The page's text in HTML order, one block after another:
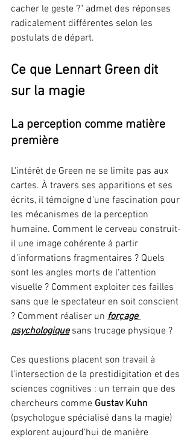
cacher le geste ?" admet des réponses
radicalement différentes selon les
postulats de départ.
Ce que Lennart Green dit
sur la magie
La perception comme matière
première
L'intérêt de Green ne se limite pas aux
cartes. À travers ses apparitions et ses
écrits, il témoigne d'une fascination pour
les mécanismes de la perception
humaine. Comment le cerveau construit-
il une image cohérente à partir
d'informations fragmentaires ? Quels
sont les angles morts de l'attention
visuelle ? Comment exploiter ces failles
sans que le spectateur en soit conscient
? Comment réaliser un forçage
psychologique sans trucage physique ?
Ces questions placent son travail à
l'intersection de la prestidigitation et des
sciences cognitives : un terrain que des
chercheurs comme Gustav Kuhn
(psychologue spécialisé dans la magie)
explorent aujourd'hui de manière